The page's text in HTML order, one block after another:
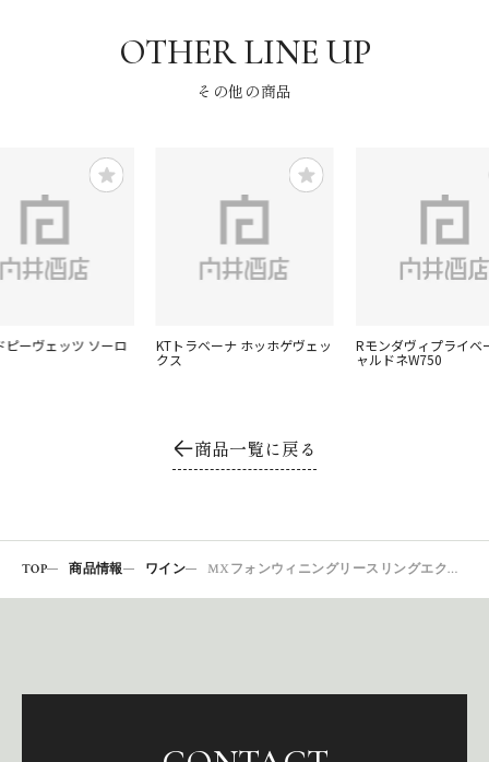
その他の商品
ピーヴェッツ ソーロ KTトラベーナ ホッホゲヴェッ
クス
Rモンダヴィプライベ
ャルドネW750
商品一覧に戻る
TOP 商品情報 ワイン MXフォンウィニングリースリングエクストラブリュットファルツゼクト